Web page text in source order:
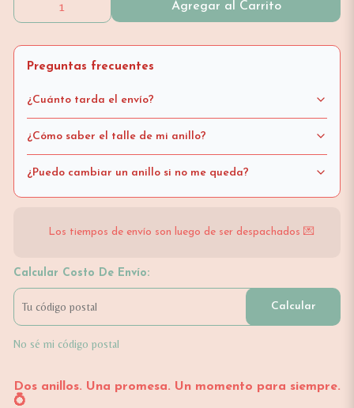
Agregar al Carrito
Preguntas frecuentes
¿Cuánto tarda el envío?
¿Cómo saber el talle de mi anillo?
¿Puedo cambiar un anillo si no me queda?
Los tiempos de envío son luego de ser despachados 💌
Calcular Costo De Envío:
Calcular
No sé mi código postal
Dos anillos. Una promesa. Un momento para siempre.
💍